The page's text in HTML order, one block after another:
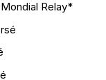
Relay*